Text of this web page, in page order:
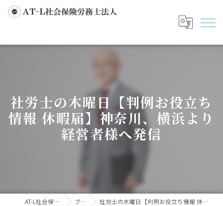
社労士の木曜日【判例お役立ち
情報 休暇届】神奈川、横浜より
経営者様へ発信
AT-L社会保険労務士法人 ブログ 社労士の木曜日【判例お役立ち情報 休暇届】神奈川、横浜より経営者様へ発信